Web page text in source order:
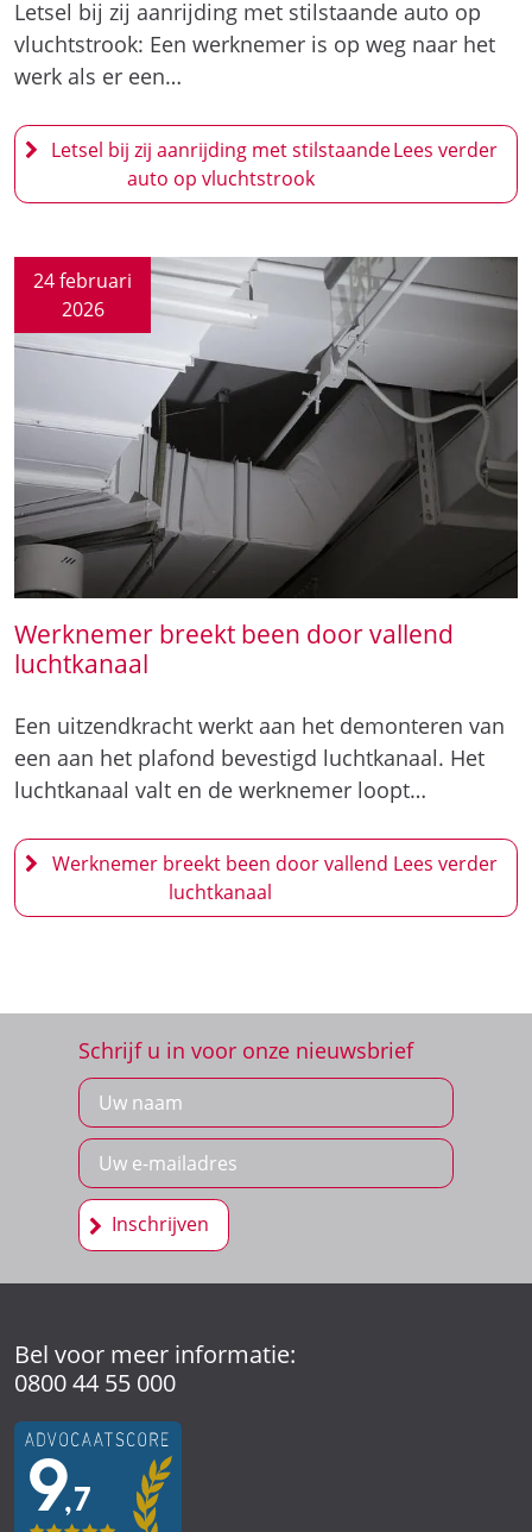
Letsel bij zij aanrijding met stilstaande auto op
vluchtstrook: Een werknemer is op weg naar het
werk als er een…
Letsel bij zij aanrijding met stilstaande
24 februari
2026
Werknemer breekt been door vallend
Een uitzendkracht werkt aan het demonteren van
een aan het plafond bevestigd luchtkanaal. Het
luchtkanaal valt en de werknemer loopt…
Werknemer breekt been door vallend
Schrijf u in voor onze nieuwsbrief
Bel voor meer informatie:
0800 44 55 000